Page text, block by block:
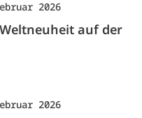
2026
auf der
2026